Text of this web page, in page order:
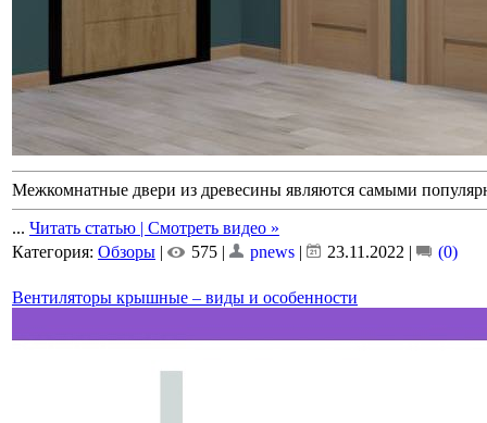
Межкомнатные двери из древесины являются самыми
... Читать статью | Смотреть видео »
Категория: Обзоры | 575 | pnews | 23.11.2022 | (0)
Вентиляторы крышные – виды и особенности